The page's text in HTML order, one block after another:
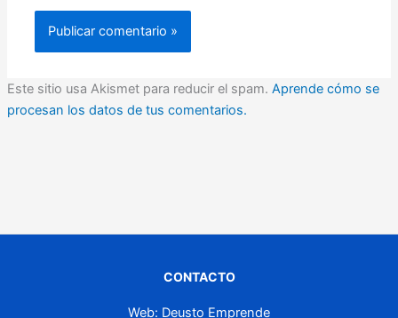
Este sitio usa Akismet para reducir el spam. Aprende cómo se
procesan los datos de tus comentarios.
CONTACTO
Web: Deusto Emprende